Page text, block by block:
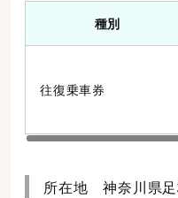
種別
往復乗車券
所在地 神奈川県